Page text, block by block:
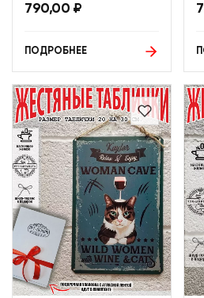
790,00 ₽
ПОДРОБНЕЕ